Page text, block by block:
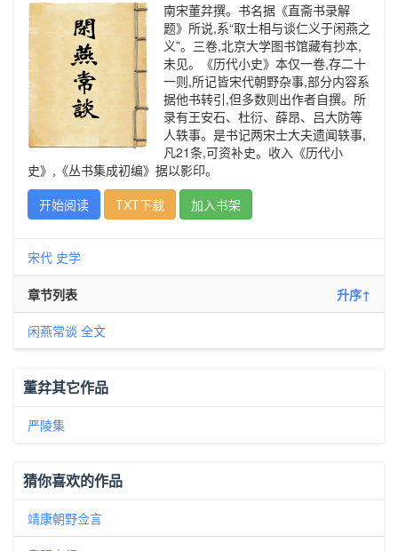
南宋董弅撰。书名据《直斋书录解
题》所说,系“取士相与谈仁义于闲燕之
义”。三卷,北京大学图书馆藏有抄本,
未见。《历代小史》本仅一卷,存二十
一则,所记皆宋代朝野杂事,部分内容系
据他书转引,但多数则出作者自撰。所
录有王安石、杜衍、薛昂、吕大防等
人轶事。是书记两宋士大夫遗闻轶事,
凡21条,可资补史。收入《历代小
史》,《丛书集成初编》据以影印。
开始阅读
TXT下载 加入书架
宋代 史学
章节列表 升序↑
闲燕常谈 全文
董弅其它作品
严陵集
猜你喜欢的作品
靖康朝野佥言